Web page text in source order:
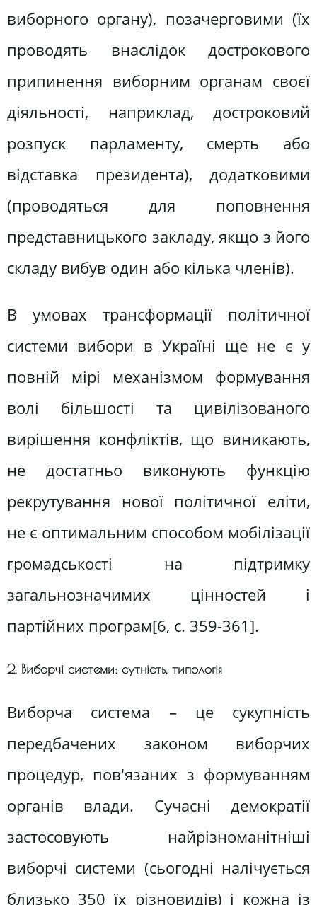
виборного органу), позачерговими (їх
проводять внаслідок дострокового
припинення виборним органам своєї
діяльності, наприклад, достроковий
розпуск парламенту, смерть або
відставка президента), додатковими
(проводяться для поповнення
представницького закладу, якщо з його
складу вибув один або кілька членів).
В умовах трансформації політичної
системи вибори в Україні ще не є у
повній мірі механізмом формування
волі більшості та цивілізованого
вирішення конфліктів, що виникають,
не достатньо виконують функцію
рекрутування нової політичної еліти,
не є оптимальним способом мобілізації
громадськості на підтримку
загальнозначимих цінностей і
партійних програм[6, c. 359-361].
2. Виборчі системи: сутність, типологія
Виборча система – це сукупність
передбачених законом виборчих
процедур, пов'язаних з формуванням
органів влади. Сучасні демократії
застосовують найрізноманітніші
виборчі системи (сьогодні налічується
близько 350 їх різновидів) і кожна із